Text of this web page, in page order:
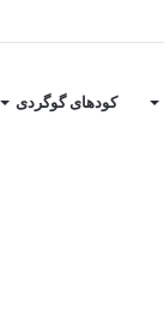
کودهای گوگردی